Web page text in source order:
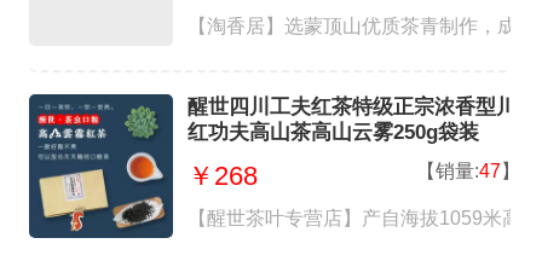
【淘香居】选蒙顶山优质茶青制作，成
醒世四川工夫红茶特级正宗浓香型川
红功夫高山茶高山云雾250g袋装
￥268 【销量:47】
【醒世茶叶专营店】产自海拔1059米高